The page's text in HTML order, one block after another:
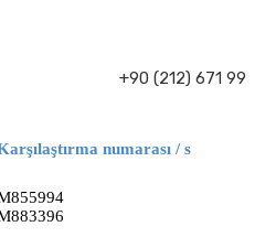
2000 +90 (212) 671 99
numarası / s